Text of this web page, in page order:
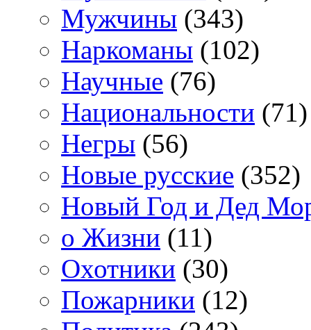
Мужчины (343)
Наркоманы (102)
Научные (76)
Национальности (71)
Негры (56)
Новые русские (352)
Новый Год и Дед
о Жизни (11)
Охотники (30)
Пожарники (12)